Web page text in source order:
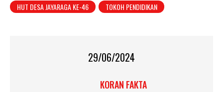
HUT DESA JAYARAGA KE-46
TOKOH PENDIDIKAN
29/06/2024
KORAN FAKTA